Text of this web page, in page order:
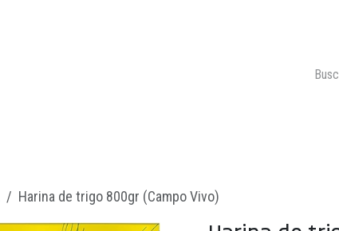
Harina de trigo 800gr (Campo Vivo)